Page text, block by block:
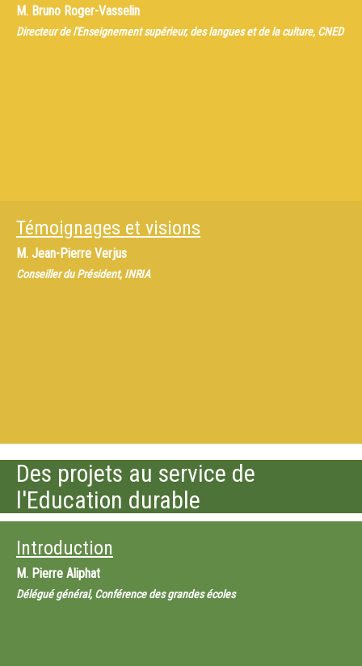
M. Bruno Roger-Vasselin
Directeur de l'Enseignement supérieur, des langues et de la culture, CNED
Témoignages et visions
M. Jean-Pierre Verjus
Conseiller du Président, INRIA
Des projets au service de
l'Education durable
Introduction
M. Pierre Aliphat
Délégué général, Conférence des grandes écoles